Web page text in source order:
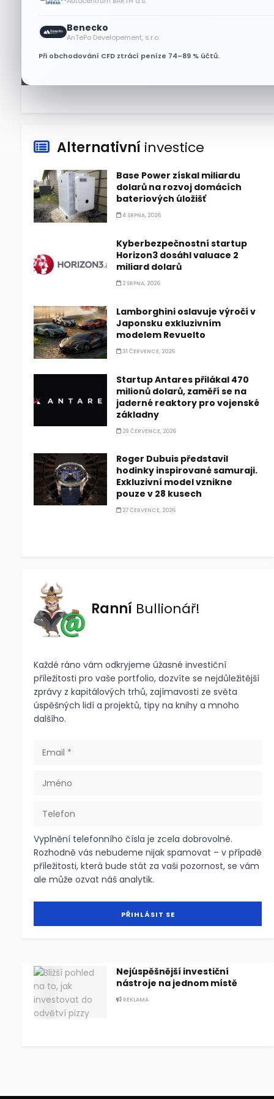
Benecko
AnTePo Developement, s.r.o.
Při obchodování CFD ztrácí peníze 74–89 % účtů.
Micron posílil o 7,6 % a zvýšil
podíl na trhu DRAM
Alternativní investice
Base Power získal miliardu
dolarů na rozvoj domácích
bateriových úložišť
4 SRPNA, 2026
Kyberbezpečnostní startup
Horizon3 dosáhl valuace 2
miliard dolarů
2 SRPNA, 2026
Lamborghini oslavuje výročí v
Japonsku exkluzivním
modelem Revuelto
31 ČERVENCE, 2026
Startup Antares přilákal 470
milionů dolarů, zaměří se na
jaderné reaktory pro vojenské
základny
29 ČERVENCE, 2026
Roger Dubuis představil
hodinky inspirované samuraji.
Exkluzivní model vznikne
pouze v 28 kusech
27 ČERVENCE, 2026
Ranní Bullionář!
Každé ráno vám odkryjeme úžasné investiční
příležitosti pro vaše portfolio, dozvíte se nejdůležitější
zprávy z kapitálových trhů, zajímavosti ze světa
úspěšných lidí a projektů, tipy na knihy a mnoho
dalšího.
Vyplnění telefonního čísla je zcela dobrovolné.
Rozhodně vás nebudeme nijak spamovat – v případě
příležitosti, která bude stát za vaši pozornost, se vám
ale může ozvat náš analytik.
Nejúspěšnější investiční
nástroje na jednom místě
REKLAMA